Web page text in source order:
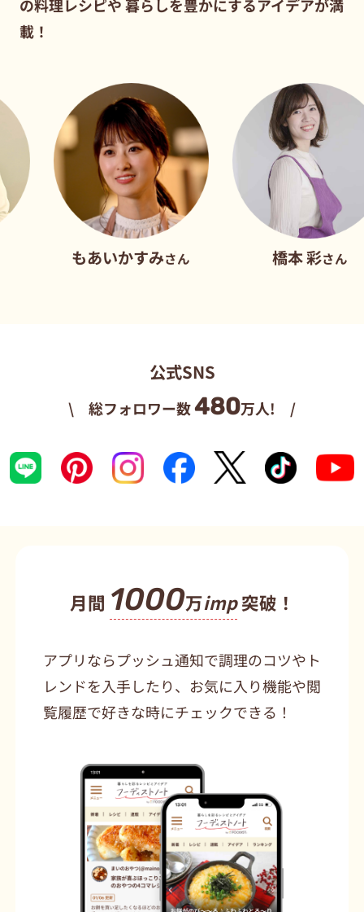
の料理レシピや暮らしを豊かにするアイデアが満
載！
もあいかすみさん さん
公式SNS
\ 総フォロワー数480万人! /
月間 1000万imp突破！
アプリならプッシュ通知で調理のコツやト
レンドを入手したり、お気に入り機能や閲
覧履歴で好きな時にチェックできる！